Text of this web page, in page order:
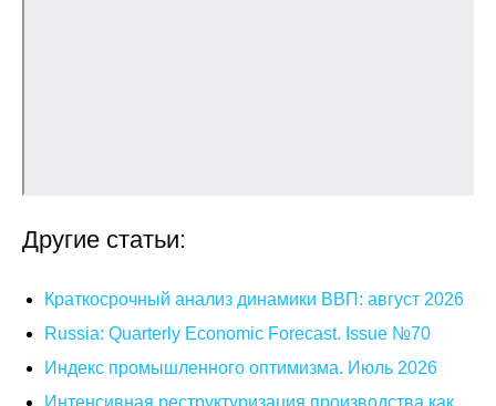
Отрасли и регионы
Inforum
Ученый совет
Другие статьи:
Краткосрочный анализ динамики ВВП: август 2026
Russia: Quarterly Economic Forecast. Issue №70
Индекс промышленного оптимизма. Июль 2026
Интенсивная реструктуризация производства как